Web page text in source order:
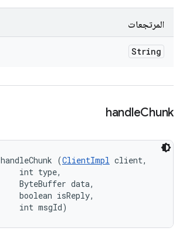
المرتجعات
String
handleChunk
(ClientImpl client,
int type,
ByteBuffer data,
boolean isReply,
int msgId)